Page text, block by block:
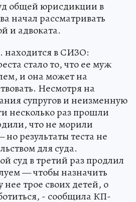
общей юрисдикции в
начал рассматривать
и адвоката.
находится в СИЗО:
стало то, что ее муж
и она может на
Несмотря на
супругов и неизменную
несколько раз прошли
что не морили
результаты теста не
для суда.
суд в третий раз продлил
— чтобы назначить
трое своих детей, о
- сообщила КП-